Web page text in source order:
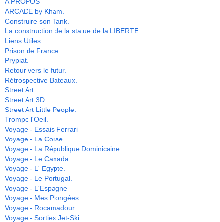
ARCADE by Kham.
Construire son Tank.
La construction de la statue de la LIBERTE.
Liens Utiles
Prison de France.
Prypiat.
Retour vers le futur.
Rétrospective Bateaux.
Street Art.
Street Art 3D.
Street Art Little People.
Trompe l'Oeil.
Voyage - Essais Ferrari
Voyage - La Corse.
Voyage - La République Dominicaine.
Voyage - Le Canada.
Voyage - L' Egypte.
Voyage - Le Portugal.
Voyage - L'Espagne
Voyage - Mes Plongées.
Voyage - Rocamadour
Voyage - Sorties Jet-Ski